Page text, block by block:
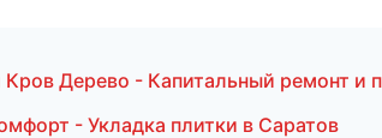
Дерево - Капитальный ремонт и
- Укладка плитки в Саратов